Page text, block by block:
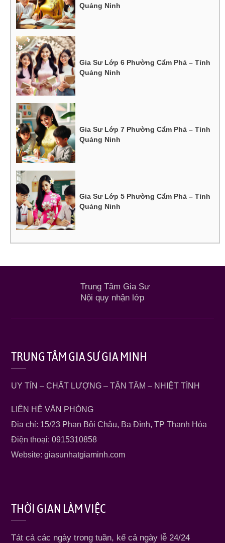
Quảng Ninh
Gia Sư Lớp 6 Phường Cẩm Phả – Tỉnh
Quảng Ninh
Gia Sư Lớp 7 Phường Cẩm Phả – Tỉnh
Quảng Ninh
Gia Sư Lớp 5 Phường Cẩm Phả – Tỉnh
Quảng Ninh
Trung Tâm Gia Sư
Nội quy nhận lớp
TRUNG TÂM GIA SƯ GIA MINH
UY TÍN – CHẤT LƯỢNG – TẬN TÂM – NHIỆT TÌNH
LIÊN HỆ VĂN PHÒNG
Địa chỉ: 15/23 Phan Bội Châu, Ba Đình, TP Thanh Hóa
Điện thoại: 0915310858
Website: giasunhatgiaminh.com
THỜI GIAN LÀM VIỆC
Tát cả các ngày trong tuần, kể cả ngày lễ 24/24